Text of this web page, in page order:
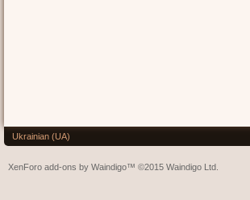
Ukrainian (UA)
XenForo add-ons by Waindigo™ ©2015 Waindigo Ltd